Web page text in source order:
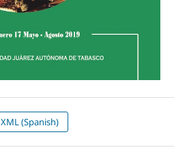
XML (Spanish)